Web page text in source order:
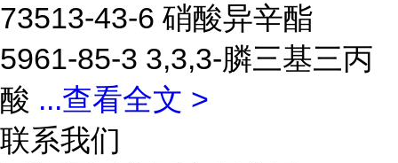
73513-43-6 硝酸异辛酯
5961-85-3 3,3,3-膦三基三丙
酸 ...查看全文 >
联系我们